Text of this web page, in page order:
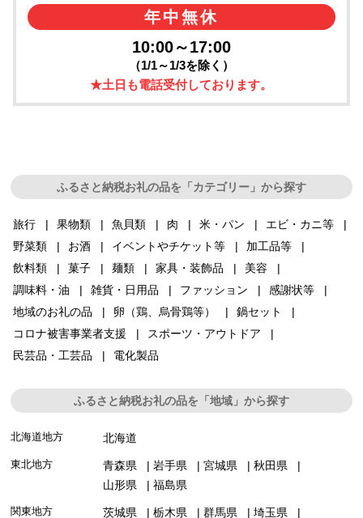
年中無休
10:00～17:00
（1/1～1/3を除く）
★土日も電話受付しております。
ふるさと納税お礼の品を「カテゴリー」から探す
旅行 果物類 魚貝類 肉 米・パン
エビ・カニ等
野菜類
お酒 イベントやチケット等
加工品等
飲料類
菓子 麺類 家具・装飾品
美容
調味料・油
雑貨・日用品 ファッション
感謝状等
地域のお礼の品
卵（鶏、烏骨鶏等）
鍋セット
コロナ被害事業者支援
スポーツ・アウトドア
民芸品・工芸品
電化製品
ふるさと納税お礼の品を「地域」から探す
北海道地方 北海道
東北地方 青森県 岩手県 宮城県
秋田県
山形県
福島県
関東地方 茨城県 栃木県 群馬県
埼玉県